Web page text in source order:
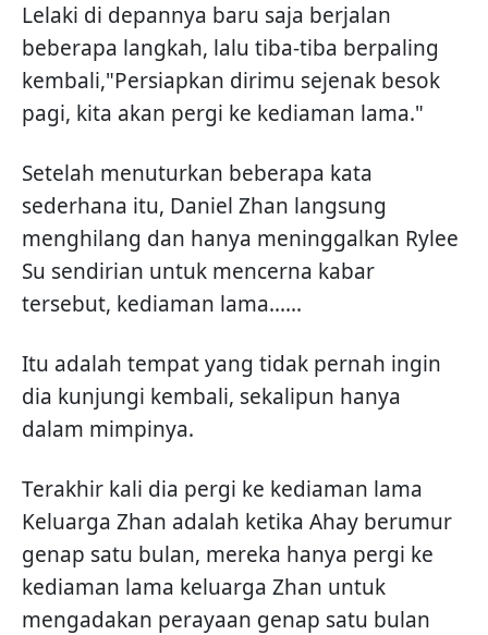
Lelaki di depannya baru saja berjalan
beberapa langkah, lalu tiba-tiba berpaling
kembali,"Persiapkan dirimu sejenak besok
pagi, kita akan pergi ke kediaman lama."
Setelah menuturkan beberapa kata
sederhana itu, Daniel Zhan langsung
menghilang dan hanya meninggalkan Rylee
Su sendirian untuk mencerna kabar
tersebut, kediaman lama......
Itu adalah tempat yang tidak pernah ingin
dia kunjungi kembali, sekalipun hanya
dalam mimpinya.
Terakhir kali dia pergi ke kediaman lama
Keluarga Zhan adalah ketika Ahay berumur
genap satu bulan, mereka hanya pergi ke
kediaman lama keluarga Zhan untuk
mengadakan perayaan genap satu bulan